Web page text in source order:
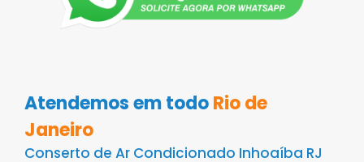
Atendemos em todoRio de
Janeiro
Conserto de Ar Condicionado Inhoaíba RJ